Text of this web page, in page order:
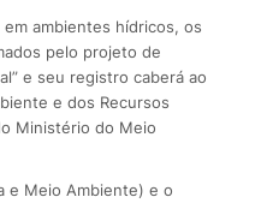
ambientes hídricos, os
pelo projeto de
e seu registro caberá ao
e dos Recursos
Ministério do Meio
e Meio Ambiente) e o